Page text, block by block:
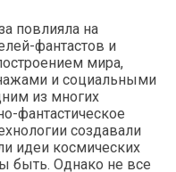
повлияла на
фантастов и
мира,
и социальными
из многих
фантастическое
создавали
идеи космических
быть. Однако не все